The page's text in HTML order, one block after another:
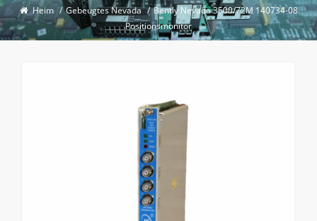
Heim / Gebeugtes Nevada / Bently Nevada 3500/72M 140734-08
Positionsmonitor